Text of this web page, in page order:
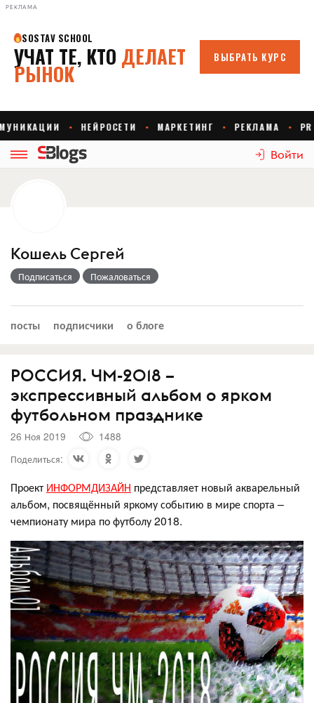
РЕКЛАМА
Войти
Кошель Сергей
Подписаться Пожаловаться
посты подписчики о блоге
РОССИЯ. ЧМ-2018 –
экспрессивный альбом о ярком
футбольном празднике
26 Ноя 2019
1488
Поделиться:
Проект ИНФОРМДИЗАЙН представляет новый акварельный
альбом, посвящённый яркому событию в мире спорта –
чемпионату мира по футболу 2018.